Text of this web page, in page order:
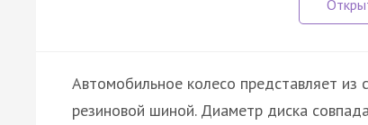
Автомобильное колесо представляет из
резиновой шиной. Диаметр диска